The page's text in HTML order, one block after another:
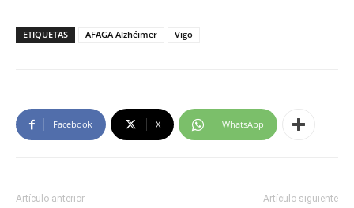
ETIQUETAS AFAGA Alzhéimer Vigo
Facebook X WhatsApp
Artículo anterior Artículo siguiente